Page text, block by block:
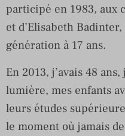
participé en 1983, aux
et d’Elisabeth
génération à 17 ans.
En 2013, j’avais 48
lumière, mes enfants
leurs études
le moment où jamais